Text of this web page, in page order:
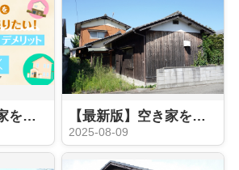
【最新版】空き家をそのままの状態で売りたい！更地にするメリット・デメリットも解説 【最新版】空き家を売りたい！そのままの状態か更地かどちらにすべき？
2025-08-09